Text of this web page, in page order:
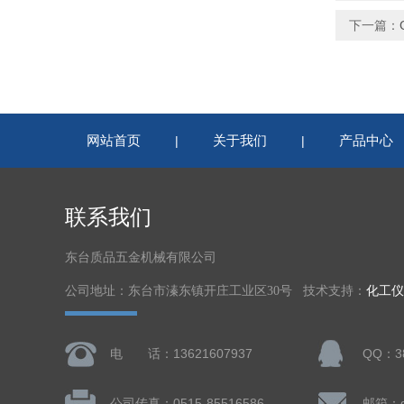
下一篇：
网站首页 | 关于我们 | 产品中心
联系我们
东台质品五金机械有限公司
公司地址：东台市溱东镇开庄工业区30号 技术支持： 化工
电 话：13621607937 QQ：